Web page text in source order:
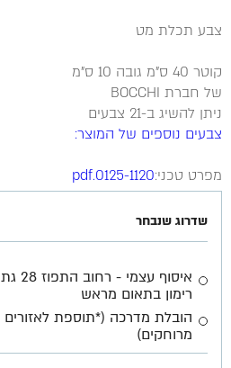
צבע תכלת מט
קוטר 40 ס"מ גובה 10 ס"מ
של חברת BOCCHI
ניתן להשיג ב-21 צבעים
צבעים נוספים של המוצר:
מפרט טכני:0125-1120.pdf
שדרוג שנבחר
איסוף עצמי - רחוב התפוז 28 גת
רימון בתאום מראש
הובלת מדרכה (*תוספת לאזורים
מרוחקים)